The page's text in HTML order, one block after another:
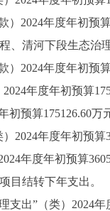
2024年度年初预算
、清河下段生态治
2024年度年初预算
年度年初预算
预算175126.60万
年度年初预算
年度年初预算
目结转下年支出。
出”（类）2024年